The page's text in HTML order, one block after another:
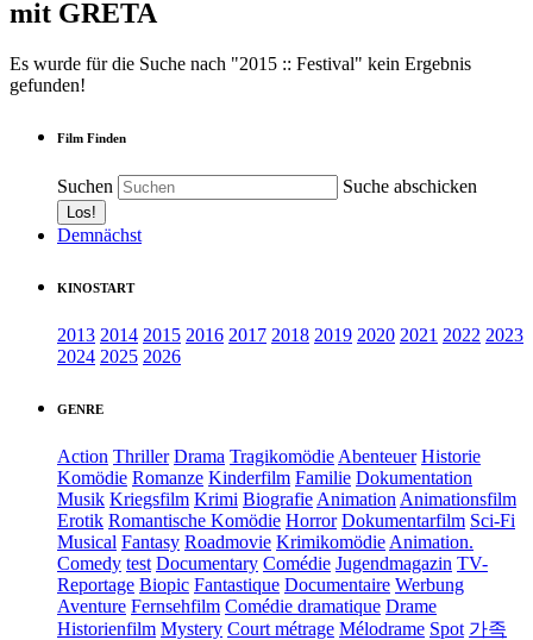
mit GRETA
Es wurde für die Suche nach "2015 :: Festival" kein Ergebnis
gefunden!
Film Finden
Suchen Suche abschicken
Demnächst
KINOSTART
2013 2014 2015 2016 2017 2018 2019 2020 2021 2022 2023
2024 2025 2026
GENRE
Action Thriller Drama Tragikomödie Abenteuer Historie
Komödie Romanze Kinderfilm Familie Dokumentation
Musik Kriegsfilm Krimi Biografie Animation Animationsfilm
Erotik Romantische Komödie Horror Dokumentarfilm Sci-Fi
Musical Fantasy Roadmovie Krimikomödie Animation.
Comedy test Documentary Comédie Jugendmagazin TV-
Reportage Biopic Fantastique Documentaire Werbung
Aventure Fernsehfilm Comédie dramatique Drame
Historienfilm Mystery Court métrage Mélodrame Spot 가족